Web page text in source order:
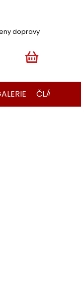
dopravy
KOŠÍK
ČLÁNKY O